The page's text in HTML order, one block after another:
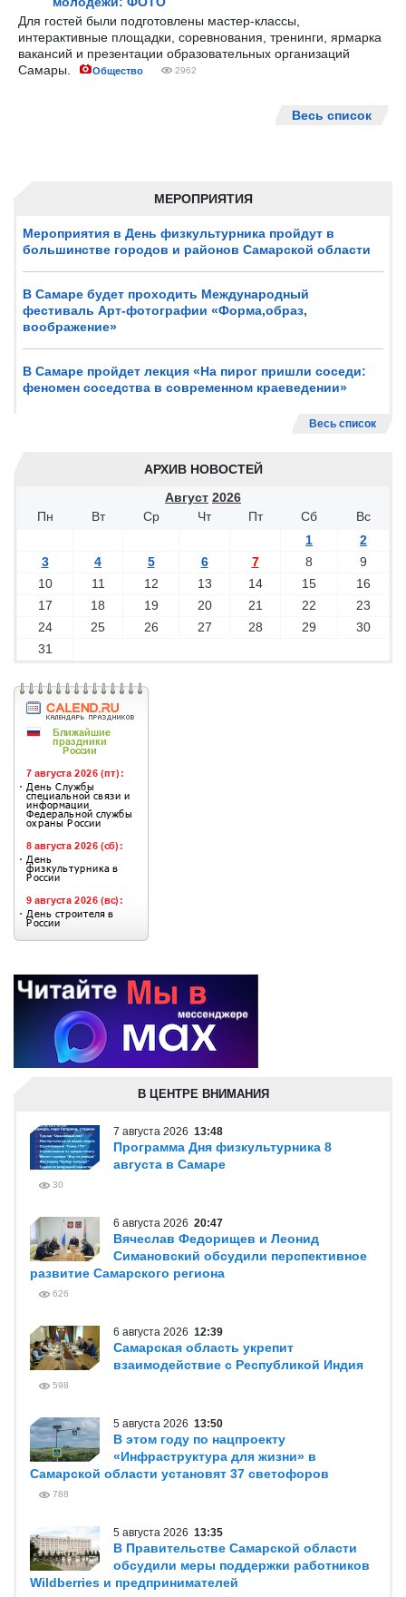
МЕРОПРИЯТИЯ
Мероприятия в День физкультурника пройдут в
большинстве городов и районов Самарской области
В Самаре будет проходить Международный
фестиваль Арт-фотографии «Форма,образ,
воображение»
В Самаре пройдет лекция «На пирог пришли соседи:
феномен соседства в современном краеведении»
Весь список
АРХИВ НОВОСТЕЙ
Август 2026
Пн
Вт Ср Чт Пт Сб
Вс
1
2
3
4 5 6 7 8
9
10
11 12 13 14 15
16
17
18 19 20 21 22
23
24
25 26 27 28 29
30
31
Для гостей были подготовлены мастер-классы,
интерактивные площадки, соревнования, тренинги, ярмарка
вакансий и презентации образовательных организаций
Самары.
Общество 2962
Весь список
В ЦЕНТРЕ ВНИМАНИЯ
7 августа 2026 13:48
Программа Дня физкультурника 8
августа в Самаре
30
6 августа 2026 20:47
Вячеслав Федорищев и Леонид
Симановский обсудили перспективное
развитие Самарского региона
626
6 августа 2026 12:39
Самарская область укрепит
взаимодействие с Республикой Индия
598
5 августа 2026 13:50
В этом году по нацпроекту
«Инфраструктура для жизни» в
Самарской области установят 37 светофоров
788
5 августа 2026 13:35
В Правительстве Самарской области
обсудили меры поддержки работников
Wildberries и предпринимателей